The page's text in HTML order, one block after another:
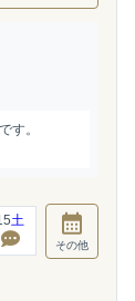
す。
土
その他